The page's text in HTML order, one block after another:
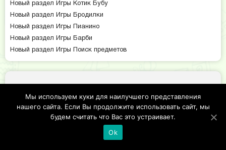
Новый раздел Игры Котик Бубу
Новый раздел Игры Бродилки
Новый раздел Игры Пианино
Новый раздел Игры Барби
Новый раздел Игры Поиск предметов
©2019 Copyright, tonna-games.ru
Мы используем куки для наилучшего представления
нашего сайта. Если Вы продолжите использовать сайт, мы
будем считать что Вас это устраивает.
Ok